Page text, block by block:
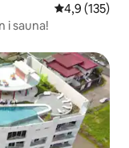
Średnia
4,9 (135)
i sauna!